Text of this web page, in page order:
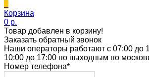
Корзина
0 p.
Товар добавлен в корзину!
Заказать обратный звонок
Наши операторы работают с 07:00 до
10:00 до 17:00 по выходным по
Номер телефона*